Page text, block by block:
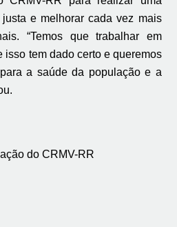
e melhorar cada vez mais
“Temos que trabalhar em
isso tem dado certo e queremos
a saúde da população e a
do CRMV-RR